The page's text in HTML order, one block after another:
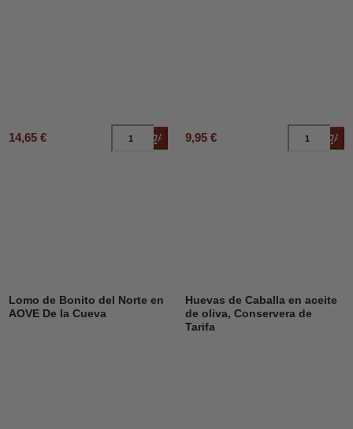
14,65 € Añadir al carrito
9,95 €
Lomo de Bonito del Norte en
AOVE De la Cueva
Huevas de Caballa en aceite
de oliva, Conservera de
Tarifa